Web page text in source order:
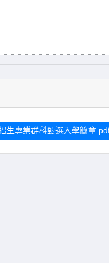
生專業群科甄選入學簡章